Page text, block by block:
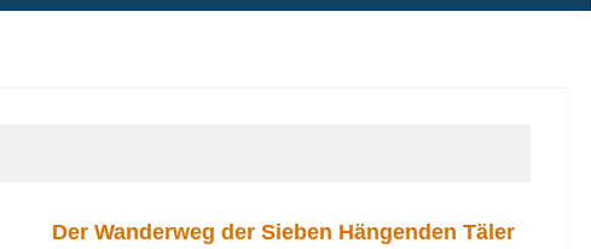
Der Wanderweg der Sieben Hängenden Täler